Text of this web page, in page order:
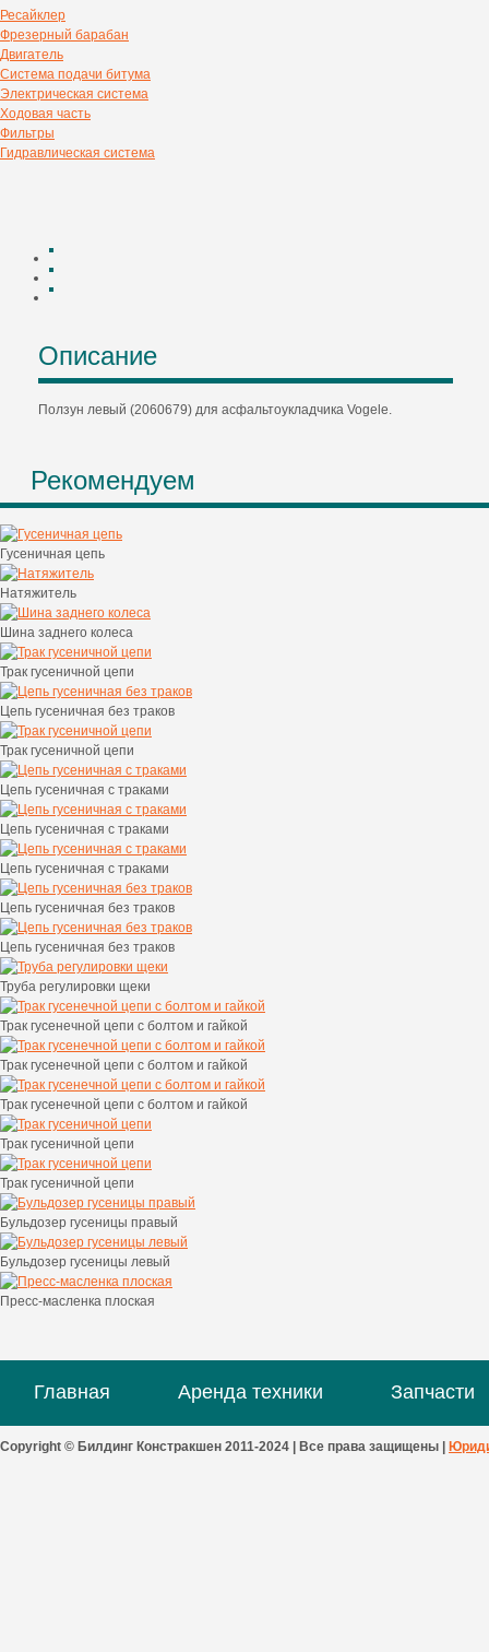
Ресайклер
Фрезерный барабан
Двигатель
Система подачи битума
Электрическая система
Ходовая часть
Фильтры
Гидравлическая система
Описание
Ползун левый (2060679) для асфальтоукладчика Vogele.
Рекомендуем
Гусеничная цепь
Натяжитель
Шина заднего колеса
Трак гусеничной цепи
Цепь гусеничная без траков
Трак гусеничной цепи
Цепь гусеничная с траками
Цепь гусеничная с траками
Цепь гусеничная с траками
Цепь гусеничная без траков
Цепь гусеничная без траков
Труба регулировки щеки
Трак гусенечной цепи c болтом и гайкой
Трак гусенечной цепи c болтом и гайкой
Трак гусенечной цепи c болтом и гайкой
Трак гусеничной цепи
Трак гусеничной цепи
Бульдозер гусеницы правый
Бульдозер гусеницы левый
Пресс-масленка плоская
Главная Аренда техники Запчасти
Copyright © Билдинг Констракшен 2011-2024 | Все права защищены |